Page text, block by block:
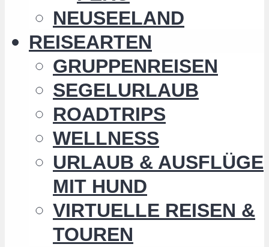
NEUSEELAND
REISEARTEN
GRUPPENREISEN
SEGELURLAUB
ROADTRIPS
WELLNESS
URLAUB & AUSFLÜGE
MIT HUND
VIRTUELLE REISEN &
TOUREN